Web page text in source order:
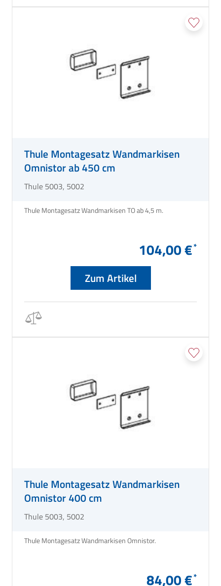
Thule Montagesatz Wandmarkisen
Omnistor ab 450 cm
Thule 5003, 5002
104,00 €
Zum Artikel
Thule Montagesatz Wandmarkisen
Omnistor 400 cm
Thule 5003, 5002
84,00 €